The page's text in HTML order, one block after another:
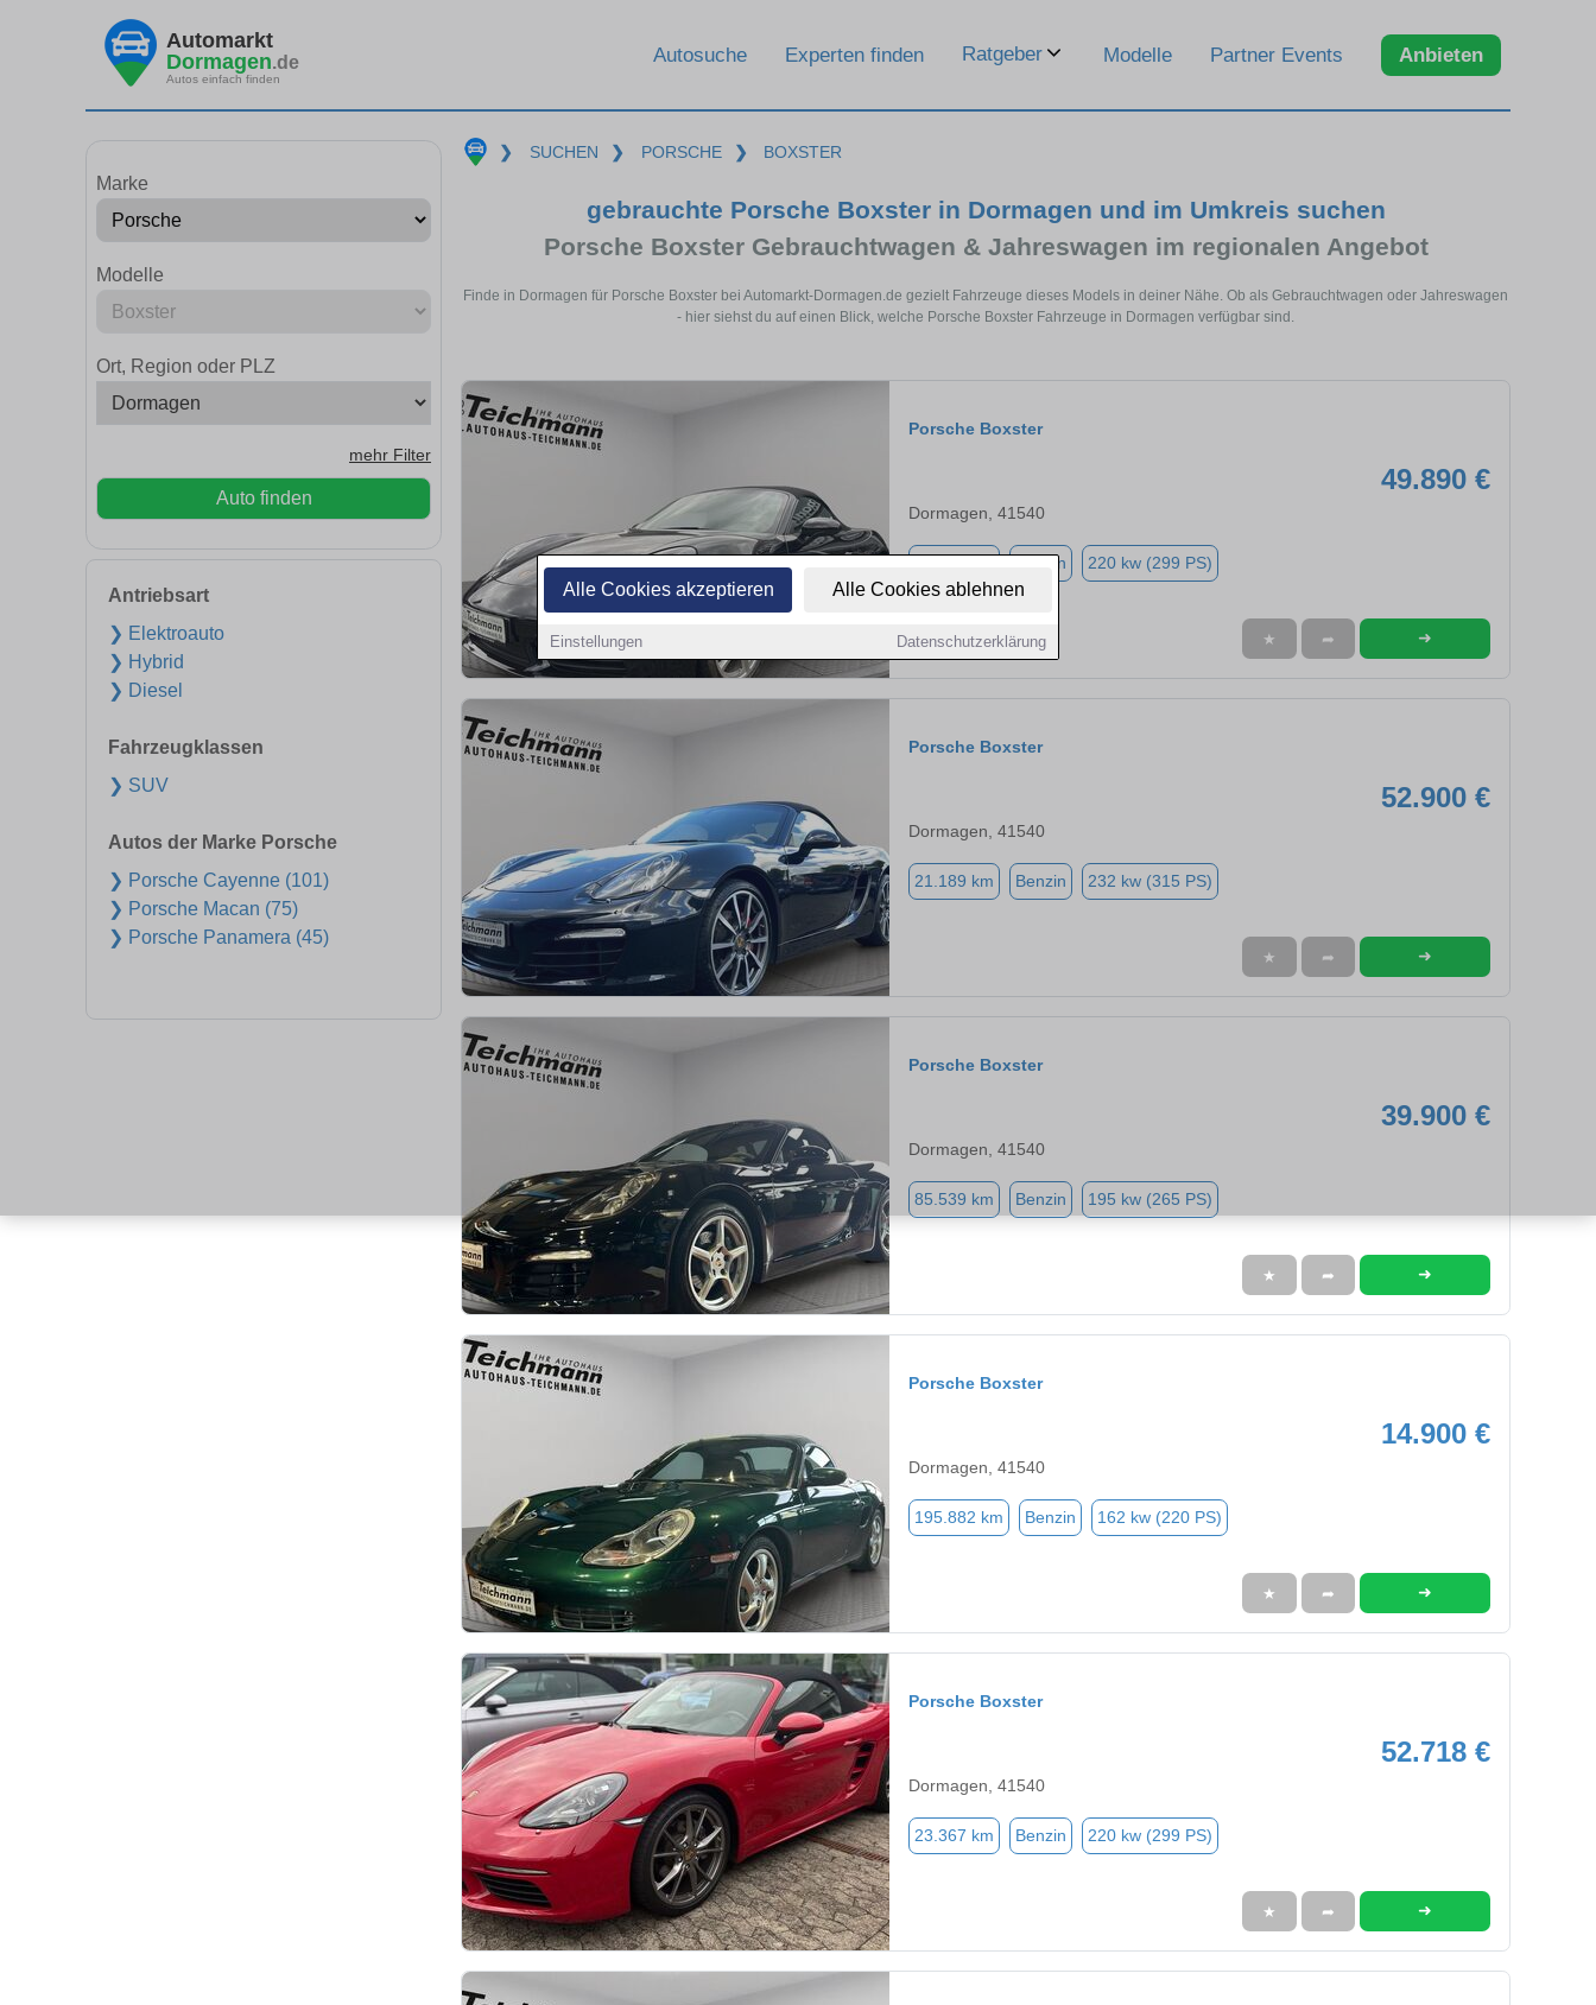
Alle Cookies akzeptieren Alle Cookies ablehnen
Einstellungen Datenschutzerklärung
Automarkt
Dormagen.de
Autos einfach finden
Autosuche Experten finden Ratgeber Modelle Partner Events Anbieten
Marke
Modelle
Ort, Region oder PLZ
mehr Filter
Auto finden
Antriebsart
❯ Elektroauto
❯ Hybrid
❯ Diesel
Fahrzeugklassen
❯ SUV
Autos der Marke Porsche
❯ Porsche Cayenne (101)
❯ Porsche Macan (75)
❯ Porsche Panamera (45)
❯ SUCHEN ❯ PORSCHE ❯ BOXSTER
gebrauchte Porsche Boxster in Dormagen und im Umkreis suchen
Porsche Boxster Gebrauchtwagen & Jahreswagen im regionalen Angebot
Finde in Dormagen für Porsche Boxster bei Automarkt-Dormagen.de gezielt Fahrzeuge dieses Models in deiner Nähe. Ob als Gebrauchtwagen oder Jahreswagen
- hier siehst du auf einen Blick, welche Porsche Boxster Fahrzeuge in Dormagen verfügbar sind.
Porsche Boxster
49.890 €
Dormagen, 41540
Benzin 220 kw (299 PS)
★ ➦ ➜
Porsche Boxster
52.900 €
Dormagen, 41540
21.189 km Benzin 232 kw (315 PS)
★ ➦ ➜
Porsche Boxster
39.900 €
Dormagen, 41540
85.539 km Benzin 195 kw (265 PS)
★ ➦ ➜
Porsche Boxster
14.900 €
Dormagen, 41540
195.882 km Benzin 162 kw (220 PS)
★ ➦ ➜
Porsche Boxster
52.718 €
Dormagen, 41540
23.367 km Benzin 220 kw (299 PS)
★ ➦ ➜